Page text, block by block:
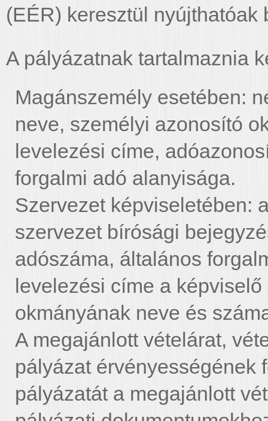
(EÉR) keresztül nyújthatóak
A pályázatnak tartalmaznia
Magánszemély esetében:
neve, személyi azonosító
levelezési címe,
forgalmi adó alanyisága.
Szervezet képviseletében:
szervezet bírósági
adószáma, általános
levelezési címe a
okmányának neve és
A megajánlott vételárat,
pályázat érvényességének
pályázatát a megajánlott